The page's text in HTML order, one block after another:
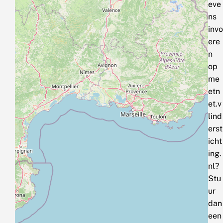
eve
ns
invo
ere
n
op
me
etn
et.v
lind
erst
icht
ing.
nl?
Stu
ur
dan
een